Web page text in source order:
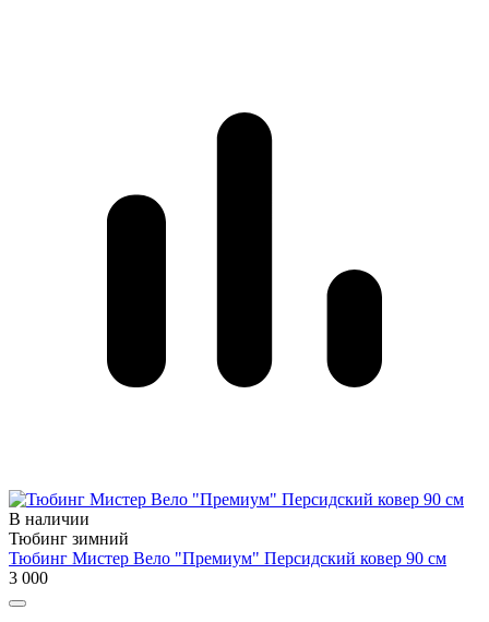
В наличии
Тюбинг зимний
Тюбинг Мистер Вело "Премиум" Персидский ковер 90 см
3 000